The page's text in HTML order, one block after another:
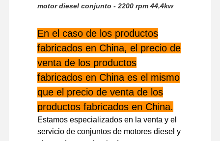
Asamblea del turbocompresor
Otras piezas del motor
Sistema de control electrónico
componentes eléctricos del motor
Sistema de combustible del motor
Piezas hidráulicas de excavadora
motor diesel conjunto - 2200 rpm 44,4kw
En el caso de los productos
fabricados en China, el precio de
venta de los productos
fabricados en China es el mismo
que el precio de venta de los
productos fabricados en China.
Estamos especializados en la venta y el
servicio de conjuntos de motores diesel y